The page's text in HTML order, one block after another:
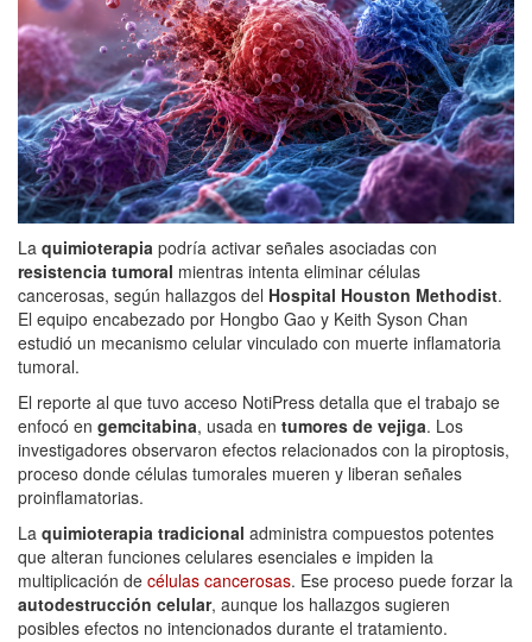
La quimioterapia podría activar señales asociadas con
resistencia tumoral mientras intenta eliminar células
cancerosas, según hallazgos del Hospital Houston Methodist.
El equipo encabezado por Hongbo Gao y Keith Syson Chan
estudió un mecanismo celular vinculado con muerte inflamatoria
tumoral.
El reporte al que tuvo acceso NotiPress detalla que el trabajo se
enfocó en gemcitabina, usada en tumores de vejiga. Los
investigadores observaron efectos relacionados con la piroptosis,
proceso donde células tumorales mueren y liberan señales
proinflamatorias.
La quimioterapia tradicional administra compuestos potentes
que alteran funciones celulares esenciales e impiden la
multiplicación de células cancerosas. Ese proceso puede forzar la
autodestrucción celular, aunque los hallazgos sugieren
posibles efectos no intencionados durante el tratamiento.